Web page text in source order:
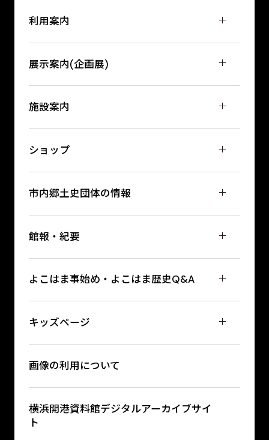
利用案内
展示案内(企画展)
施設案内
ショップ
市内郷土史団体の情報
館報・紀要
よこはま事始め・よこはま歴史Q&A
キッズページ
画像の利用について
横浜開港資料館デジタルアーカイブサイ
ト